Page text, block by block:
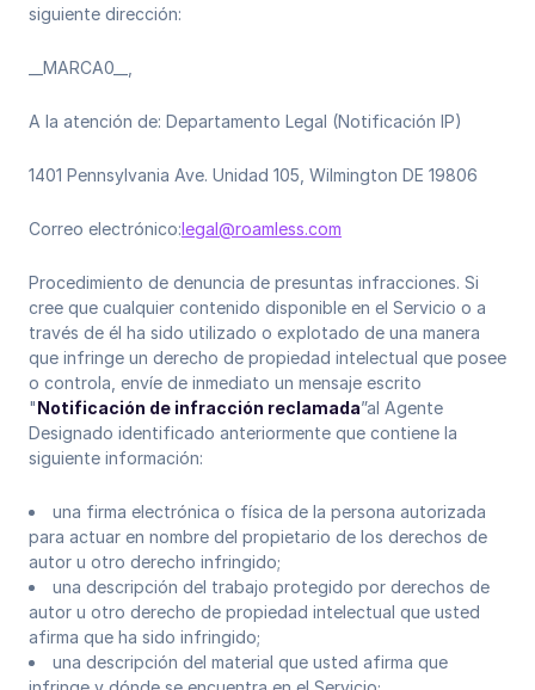
siguiente dirección:
__MARCA0__,
A la atención de: Departamento Legal (Notificación IP)
1401 Pennsylvania Ave. Unidad 105, Wilmington DE 19806
Correo electrónico:legal@roamless.com
Procedimiento de denuncia de presuntas infracciones. Si
cree que cualquier contenido disponible en el Servicio o a
través de él ha sido utilizado o explotado de una manera
que infringe un derecho de propiedad intelectual que posee
o controla, envíe de inmediato un mensaje escrito
"Notificación de infracción reclamada”al Agente
Designado identificado anteriormente que contiene la
siguiente información:
una firma electrónica o física de la persona autorizada
para actuar en nombre del propietario de los derechos de
autor u otro derecho infringido;
una descripción del trabajo protegido por derechos de
autor u otro derecho de propiedad intelectual que usted
afirma que ha sido infringido;
una descripción del material que usted afirma que